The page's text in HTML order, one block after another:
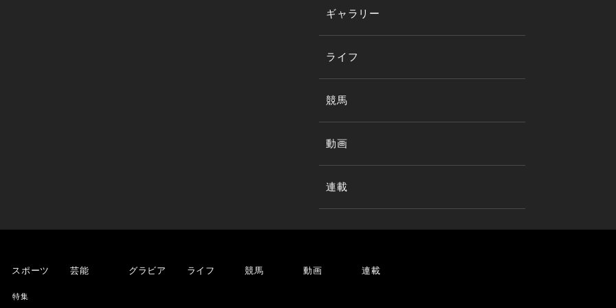
ギャラリー
ライフ
競馬
動画
連載
スポーツ
特集
芸能 グラビア ライフ 競馬 動画 連載